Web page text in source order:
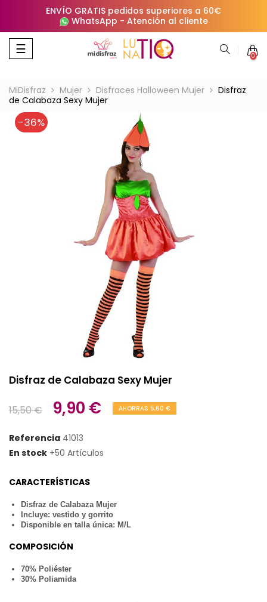
ENVÍO GRATIS pedidos superiores a 60€
WhatsApp - Atención al cliente
Navegación
de
☰ 0
MiDisfraz Mujer Disfraces Halloween Mujer
Disfraz
de Calabaza Sexy Mujer
-36%
Disfraz de Calabaza Sexy Mujer
15,50 € 9,90 € AHORRAS 5,60 €
Referencia 41013
En stock +50 Artículos
CARACTERÍSTICAS
Disfraz de Calabaza Mujer
Incluye: vestido y gorrito
Disponible en talla única: M/L
COMPOSICIÓN
70% Poliéster
30% Poliamida